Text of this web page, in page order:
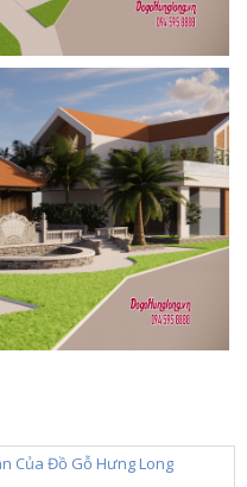
Của Đồ Gỗ Hưng Long